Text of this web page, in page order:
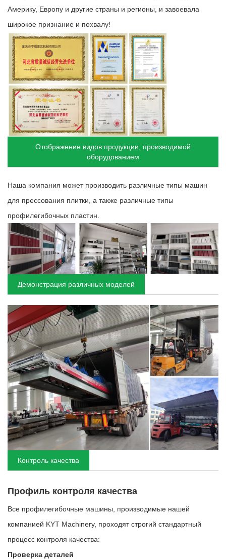
Америку, Европу и другие страны и регионы, и завоевала
широкое признание и похвалу!
Отображение видов продукции, производимой
оборудованием
Наша компания может производить различные типы машин
для прессования плитки, а также различные типы
профилегибочных пластин.
Демонстрация различных моделей
Контроль качества
Профиль контроля качества
Все профилегибочные машины, производимые нашей
компанией KYT Machinery, проходят строгий стандартный
процесс контроля качества:
Проверка деталей